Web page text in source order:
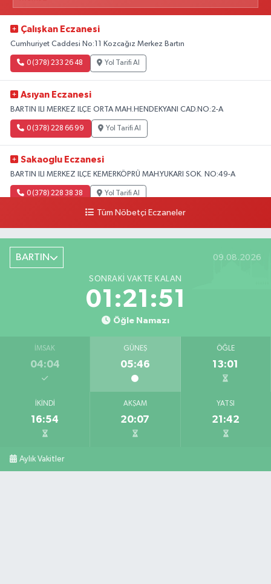
Çalışkan Eczanesi
Cumhuriyet Caddesi No:11 Kozcağız Merkez Bartın
0 (378) 233 26 48 Yol Tarifi Al
Asıyan Eczanesi
BARTIN ILI MERKEZ ILÇE ORTA MAH.HENDEKYANI CAD.NO:2-A
0 (378) 228 66 99 Yol Tarifi Al
Sakaoglu Eczanesi
BARTIN ILI MERKEZ ILÇE KEMERKÖPRÜ MAH.YUKARI SOK. NO:49-A
0 (378) 228 38 38 Yol Tarifi Al
Tüm Nöbetçi Eczaneler
BARTIN 09.08.2026
SONRAKI VAKTE KALAN
01:21:50
Öğle Namazı
İMSAK
04:04
GÜNEŞ
05:46
ÖĞLE
13:01
İKINDI
16:54
AKŞAM
20:07
YATSI
21:42
Aylık Vakitler